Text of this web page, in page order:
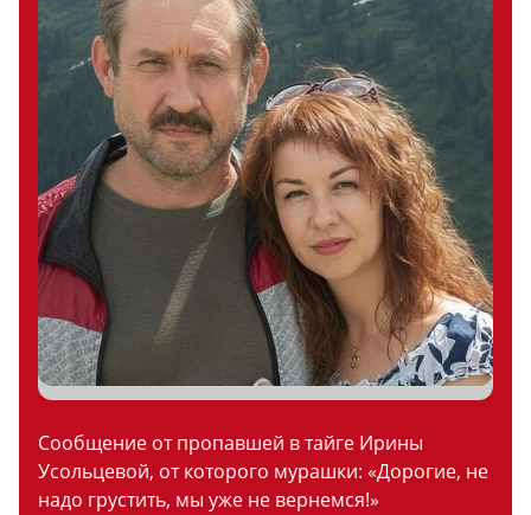
Сообщение от пропавшей в тайге Ирины
Усольцевой, от которого мурашки: «Дорогие, не
надо грустить, мы уже не вернемся!»